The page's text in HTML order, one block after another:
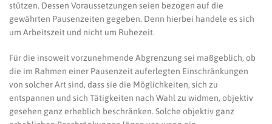
stützen. Dessen Voraussetzungen seien bezogen auf die
gewährten Pausenzeiten gegeben. Denn hierbei handele es sich
um Arbeitszeit und nicht um Ruhezeit.
Für die insoweit vorzunehmende Abgrenzung sei maßgeblich, ob
die im Rahmen einer Pausenzeit auferlegten Einschränkungen
von solcher Art sind, dass sie die Möglichkeiten, sich zu
entspannen und sich Tätigkeiten nach Wahl zu widmen, objektiv
gesehen ganz erheblich beschränken. Solche objektiv ganz